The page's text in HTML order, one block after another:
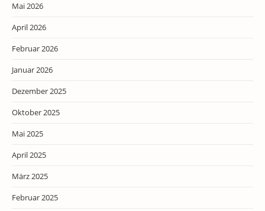
Mai 2026
April 2026
Februar 2026
Januar 2026
Dezember 2025
Oktober 2025
Mai 2025
April 2025
März 2025
Februar 2025